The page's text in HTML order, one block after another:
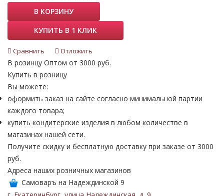
В КОРЗИНУ
КУПИТЬ В 1 КЛИК
Сравнить Отложить
В розинцу Оптом от 3000 руб.
Купить в розницу
Вы можете:
оформить заказ на сайте согласно минимальной партии
каждого товара;
купить кондитерские изделия в любом количестве в
магазинах нашей сети.
Получите скидку и бесплатную доставку при заказе от 3000
руб.
Адреса наших розничных магазинов
Самоваръ на Надеждинской 9